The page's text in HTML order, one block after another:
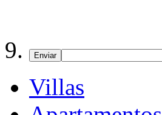
Enviar
Villas